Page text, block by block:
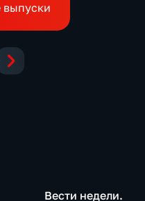
выпуски
Вести недели.